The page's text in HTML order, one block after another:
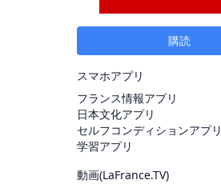
購読
スマホアプリ
フランス情報アプリ
日本文化アプリ
セルフコンディションアプリ
学習アプリ
動画(LaFrance.TV)